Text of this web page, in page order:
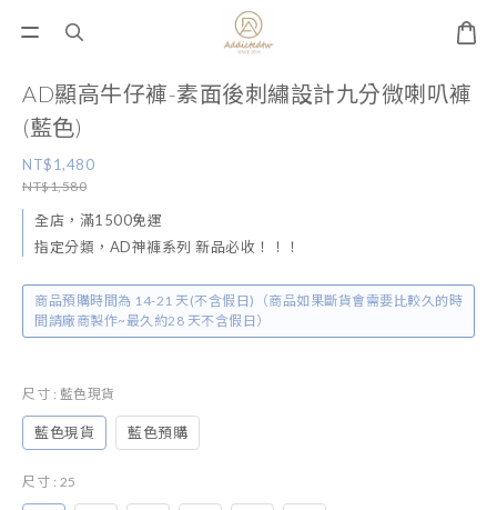
AD顯高牛仔褲-素面後刺繡設計九分微喇叭褲
(藍色)
NT$1,480
NT$1,580
全店，滿1500免運
指定分類，AD神褲系列 新品必收！！！
商品預購時間為 14-21 天(不含假日)（商品如果斷貨會需要比較久的時
間請廠商製作~最久約28 天不含假日）
尺寸 : 藍色現貨
藍色現貨 藍色預購
尺寸 : 25